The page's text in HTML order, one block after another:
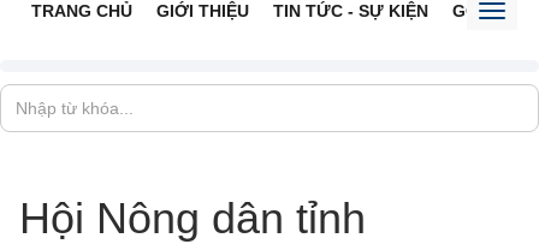
TRANG CHỦ GIỚI THIỆU TIN TỨC - SỰ KIỆN GÓP Ý
Hội Nông dân tỉnh